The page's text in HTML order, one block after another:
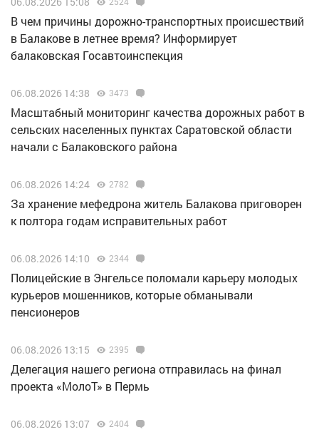
В чем причины дорожно-транспортных происшествий
в Балакове в летнее время? Информирует
балаковская Госавтоинспекция
06.08.2026 14:38 3473
Масштабный мониторинг качества дорожных работ в
сельских населенных пунктах Саратовской области
начали с Балаковского района
06.08.2026 14:24 2782
За хранение мефедрона житель Балакова приговорен
к полтора годам исправительных работ
06.08.2026 14:10 2344
Полицейские в Энгельсе поломали карьеру молодых
курьеров мошенников, которые обманывали
пенсионеров
06.08.2026 13:15 2395
Делегация нашего региона отправилась на финал
проекта «МолоТ» в Пермь
06.08.2026 13:07 2404